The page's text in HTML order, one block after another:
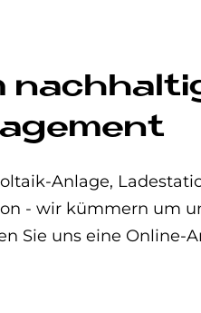
Anlage,
- wir kümmern um
Sie uns eine Online-